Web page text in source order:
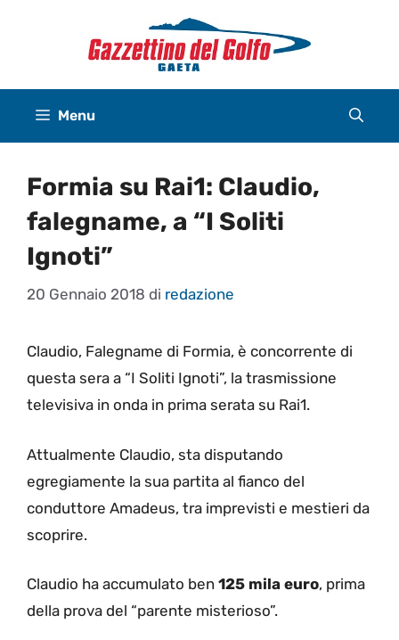
Menu
Formia su Rai1: Claudio,
falegname, a “I Soliti
Ignoti”
20 Gennaio 2018 di redazione
Claudio, Falegname di Formia, è concorrente di
questa sera a “I Soliti Ignoti”, la trasmissione
televisiva in onda in prima serata su Rai1.
Attualmente Claudio, sta disputando
egregiamente la sua partita al fianco del
conduttore Amadeus, tra imprevisti e mestieri da
scoprire.
Claudio ha accumulato ben 125 mila euro, prima
della prova del “parente misterioso”.